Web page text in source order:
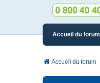
Accueil du forum
Accueil du forum